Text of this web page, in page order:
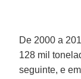
De 2000 a
128 mil
seguinte, e